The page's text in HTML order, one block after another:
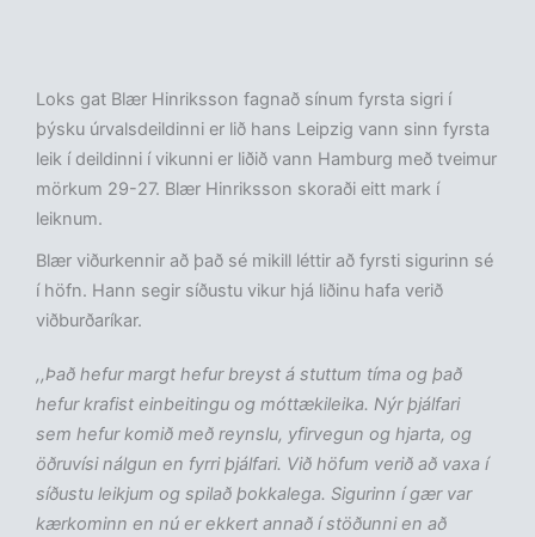
Loks gat Blær Hinriksson fagnað sínum fyrsta sigri í
þýsku úrvalsdeildinni er lið hans Leipzig vann sinn fyrsta
leik í deildinni í vikunni er liðið vann Hamburg með tveimur
mörkum 29-27. Blær Hinriksson skoraði eitt mark í
leiknum.
Blær viðurkennir að það sé mikill léttir að fyrsti sigurinn sé
í höfn. Hann segir síðustu vikur hjá liðinu hafa verið
viðburðaríkar.
,,Það hefur margt hefur breyst á stuttum tíma og það
hefur krafist einbeitingu og móttækileika. Nýr þjálfari
sem hefur komið með reynslu, yfirvegun og hjarta, og
öðruvísi nálgun en fyrri þjálfari. Við höfum verið að vaxa í
síðustu leikjum og spilað þokkalega. Sigurinn í gær var
kærkominn en nú er ekkert annað í stöðunni en að